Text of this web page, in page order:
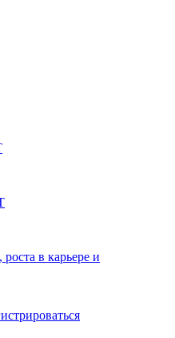
в карьере и